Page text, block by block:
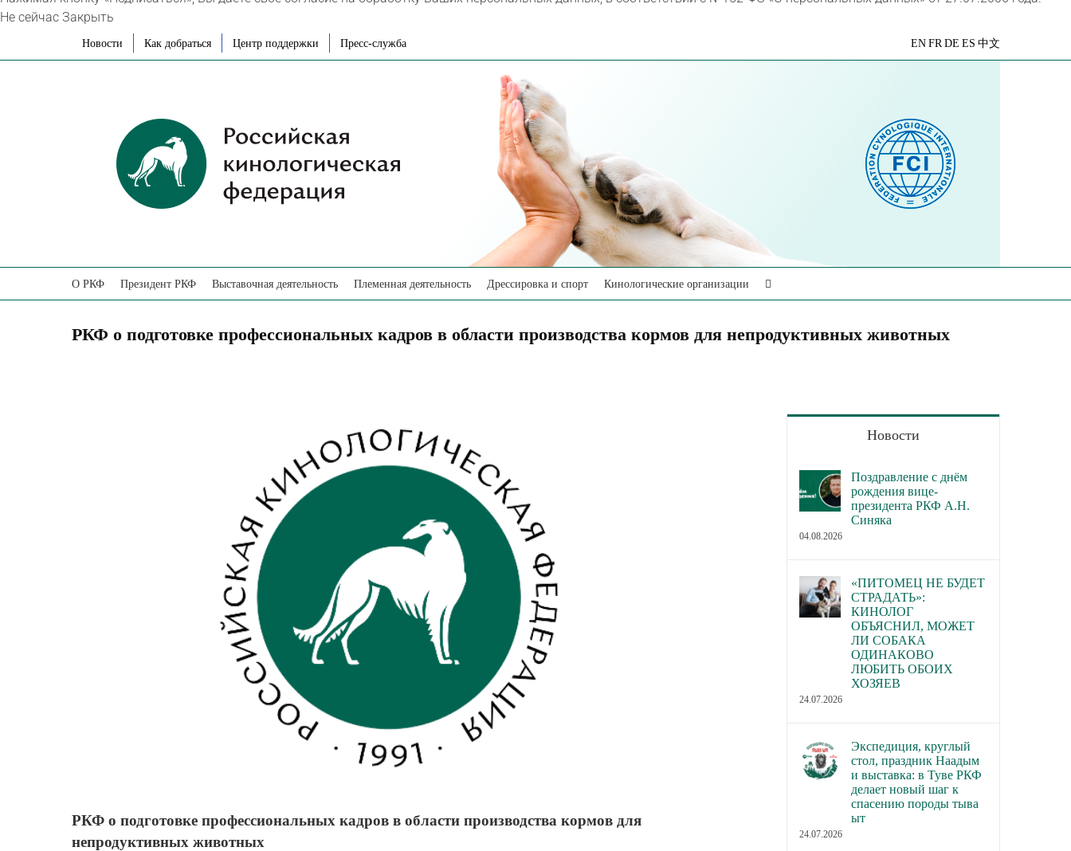
Не сейчас Закрыть
Новости Как добраться Центр поддержки Пресс-служба
Яндекс
EN FR DE ES 中文
О РКФ Президент РКФ Выставочная деятельность Племенная деятельность Дрессировка и спорт Кинологические организации
РКФ о подготовке профессиональных кадров в области производства кормов для непродуктивных животных
РКФ о подготовке профессиональных кадров в области производства кормов для
непродуктивных животных
Новости
Поздравление с днём
рождения вице-
президента РКФ А.Н.
Синяка
04.08.2026
«ПИТОМЕЦ НЕ БУДЕТ
СТРАДАТЬ»:
КИНОЛОГ
ОБЪЯСНИЛ, МОЖЕТ
ЛИ СОБАКА
ОДИНАКОВО
ЛЮБИТЬ ОБОИХ
ХОЗЯЕВ
24.07.2026
Экспедиция, круглый
стол, праздник Наадым
и выставка: в Туве РКФ
делает новый шаг к
спасению породы тыва
ыт
24.07.2026